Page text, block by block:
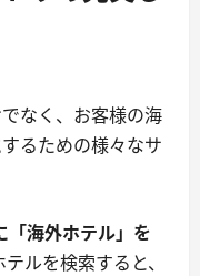
なく、お客様の海
するための様々なサ
「海外ホテル」を
ルを検索すると、